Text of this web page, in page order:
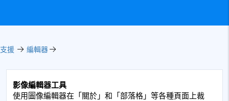
支援 編輯器
影像編輯器工具
使用圖像編輯器在「關於」和「部落格」等各種頁面上裁